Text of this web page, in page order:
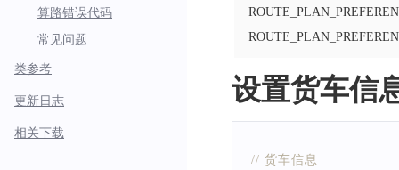
算路错误代码
常见问题
类参考
更新日志
相关下载
设置货车信
// 货车信息